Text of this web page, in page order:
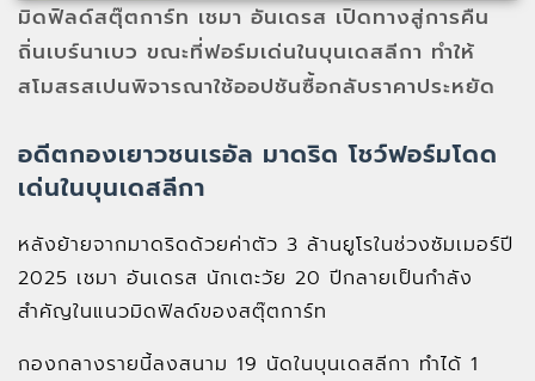
มิดฟิลด์สตุ๊ตการ์ท เชมา อันเดรส เปิดทางสู่การคืน
ถิ่นเบร์นาเบว ขณะที่ฟอร์มเด่นในบุนเดสลีกา ทำให้
สโมสรสเปนพิจารณาใช้ออปชันซื้อกลับราคาประหยัด
อดีตกองเยาวชนเรอัล มาดริด โชว์ฟอร์มโดด
เด่นในบุนเดสลีกา
หลังย้ายจากมาดริดด้วยค่าตัว 3 ล้านยูโรในช่วงซัมเมอร์ปี
2025 เชมา อันเดรส นักเตะวัย 20 ปีกลายเป็นกำลัง
สำคัญในแนวมิดฟิลด์ของสตุ๊ตการ์ท
กองกลางรายนี้ลงสนาม 19 นัดในบุนเดสลีกา ทำได้ 1